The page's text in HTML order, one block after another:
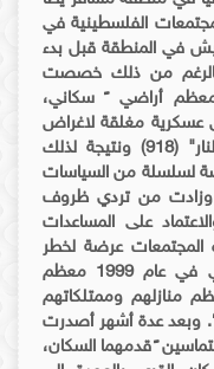
الفلسطينية في
في المنطقة قبل بدء
الاسرائيلي في عام 1967 . بالرغم من ذلك خصصت
معظم أراضي ً سكاني،
تجمعا كمناطق عسكرية مغلقة لاغراض
التدريب أو ما يُسمى مناطق ”إطالق النار" (918) ونتيجة لذلك
لسلسلة من السياسات
وزادت من تردي ظروف
على المساعدات
المجتمعات عرضة لخطر
التهجير القسري, طرد الجيش الاسرائيلي في عام 1999 معظم
منازلهم وممتلكاتهم
وبعد عدة أشهر أصدرت
قدمهما السكان،